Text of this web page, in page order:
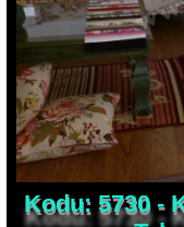
Kodu: 5730 -